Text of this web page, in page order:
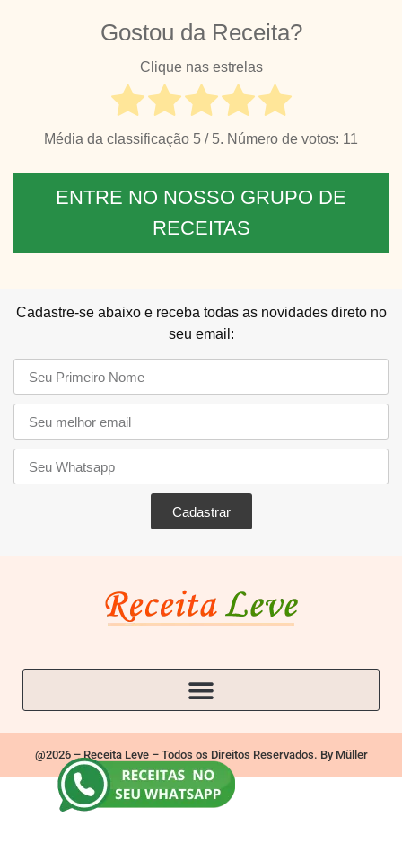
Gostou da Receita?
Clique nas estrelas
Média da classificação 5 / 5. Número de votos: 11
ENTRE NO NOSSO GRUPO DE
RECEITAS
Cadastre-se abaixo e receba todas as novidades direto no
seu email:
Cadastrar
@2026 – Receita Leve – Todos os Direitos Reservados. By Müller